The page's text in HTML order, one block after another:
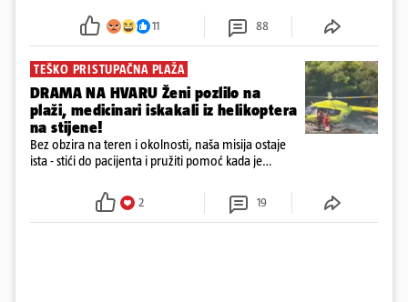
požar, rekao je vlasnik
11 88
TEŠKO PRISTUPAČNA PLAŽA
DRAMA NA HVARU Ženi pozlilo na
plaži, medicinari iskakali iz helikoptera
na stijene!
Bez obzira na teren i okolnosti, naša misija ostaje
ista - stići do pacijenta i pružiti pomoć kada je
2 19